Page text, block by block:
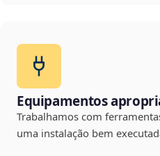
Equipamentos
Trabalhamos com
uma instalação bem